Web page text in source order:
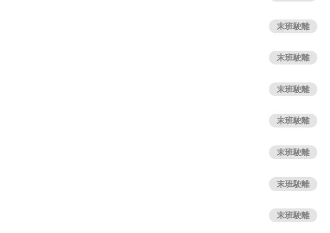
末班駛離
末班駛離
末班駛離
末班駛離
末班駛離
末班駛離
末班駛離